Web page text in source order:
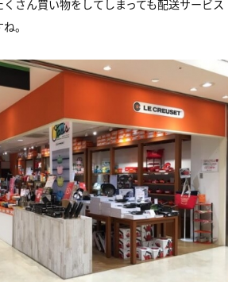
さん買い物をしてしまっても配送サービス
。